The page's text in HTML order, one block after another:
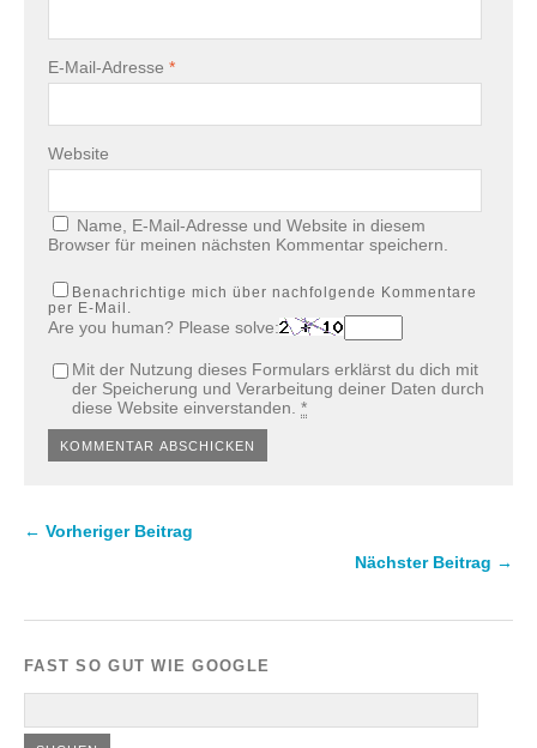
E-Mail-Adresse *
Website
Name, E-Mail-Adresse und Website in diesem
Browser für meinen nächsten Kommentar speichern.
Benachrichtige mich über nachfolgende Kommentare
per E-Mail.
Are you human? Please solve:
Mit der Nutzung dieses Formulars erklärst du dich mit
der Speicherung und Verarbeitung deiner Daten durch
diese Website einverstanden. *
← Vorheriger Beitrag
Nächster Beitrag →
FAST SO GUT WIE GOOGLE